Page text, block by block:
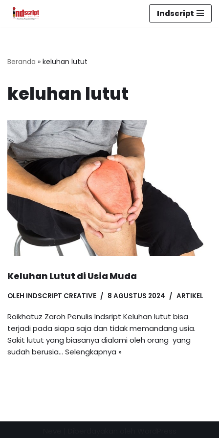
Indscript
Beranda » keluhan lutut
keluhan lutut
Keluhan Lutut di Usia Muda
OLEH INDSCRIPT CREATIVE 8 AGUSTUS 2024 ARTIKEL
Roikhatuz Zaroh Penulis Indsript Keluhan lutut bisa
terjadi pada siapa saja dan tidak memandang usia.
Sakit lutut yang biasanya dialami oleh orang yang
sudah berusia… Selengkapnya »